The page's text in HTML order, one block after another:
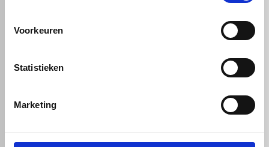
Voorkeuren
Statistieken
Marketing
Kunststof voorzetramen
Geschuimd PVC plaat